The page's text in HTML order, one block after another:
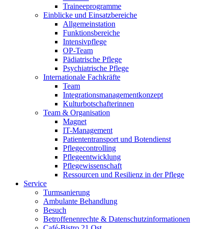
Traineeprogramme
Einblicke und Einsatzbereiche
Allgemeinstation
Funktionsbereiche
Intensivpflege
OP-Team
Pädiatrische Pflege
Psychiatrische Pflege
Internationale Fachkräfte
Team
Integrationsmanagementkonzept
Kulturbotschafterinnen
Team & Organisation
Magnet
IT-Management
Patiententransport und Botendienst
Pflegecontrolling
Pflegeentwicklung
Pflegewissenschaft
Ressourcen und Resilienz in der Pflege
Service
Turmsanierung
Ambulante Behandlung
Besuch
Betroffenenrechte & Datenschutzinformationen